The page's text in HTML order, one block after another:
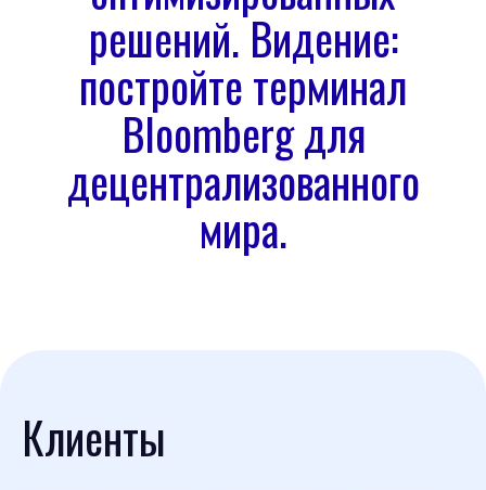
решений. Видение:
постройте терминал
Bloomberg для
децентрализованного
мира.
Клиенты